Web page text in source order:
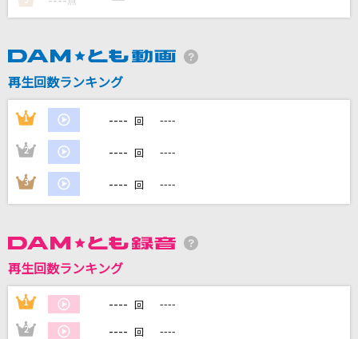
[生音]プレイバックPart2
山口百恵
DAMの新曲・ランキングなど
カラオケ最新情報をチェック！
カラオケをもっと楽しもう！
再生回数ランキング
1 ---- 回 ----
2 ---- 回 ----
3 ---- 回 ----
再生回数ランキング
1 ---- 回 ----
2 ---- 回 ----